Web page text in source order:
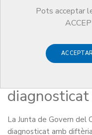
Pots acceptar
27 DE JUNY DE 2015
La Junta
lamenta la
La Junta de Govern del
diagnosticat amb